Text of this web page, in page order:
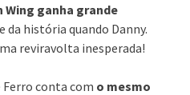
Wing ganha grande
da história quando Danny.
reviravolta inesperada!
Ferro conta com o mesmo